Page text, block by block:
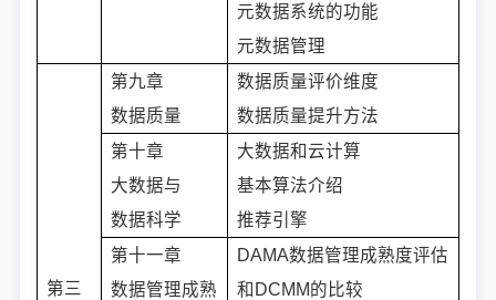
元数据系统的功能
元数据管理
第三
第九章
数据质量
数据质量评价维度
数据质量提升方法
第十章
大数据与
数据科学
大数据和云计算
基本算法介绍
推荐引擎
第十一章
数据管理成熟
DAMA数据管理成熟度评估
和DCMM的比较